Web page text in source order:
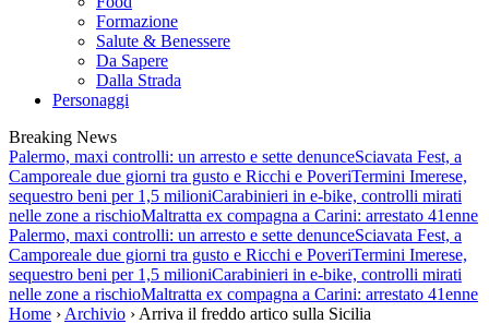
Formazione
Salute & Benessere
Da Sapere
Dalla Strada
Personaggi
Breaking News
Palermo, maxi controlli: un arresto e sette denunceSciavata Fest, a
Camporeale due giorni tra gusto e Ricchi e PoveriTermini Imerese,
sequestro beni per 1,5 milioniCarabinieri in e-bike, controlli mirati
nelle zone a rischioMaltratta ex compagna a Carini: arrestato 41enne
Palermo, maxi controlli: un arresto e sette denunceSciavata Fest, a
Camporeale due giorni tra gusto e Ricchi e PoveriTermini Imerese,
sequestro beni per 1,5 milioniCarabinieri in e-bike, controlli mirati
nelle zone a rischioMaltratta ex compagna a Carini: arrestato 41enne
Home › Archivio › Arriva il freddo artico sulla Sicilia